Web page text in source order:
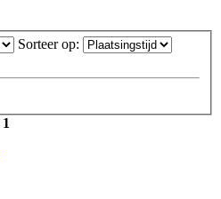
Sorteer op:
1